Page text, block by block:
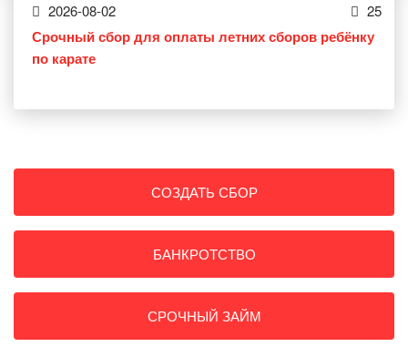
2026-08-02 25
Срочный сбор для оплаты летних сборов ребёнку
по карате
СОЗДАТЬ СБОР
БАНКРОТСТВО
СРОЧНЫЙ ЗАЙМ